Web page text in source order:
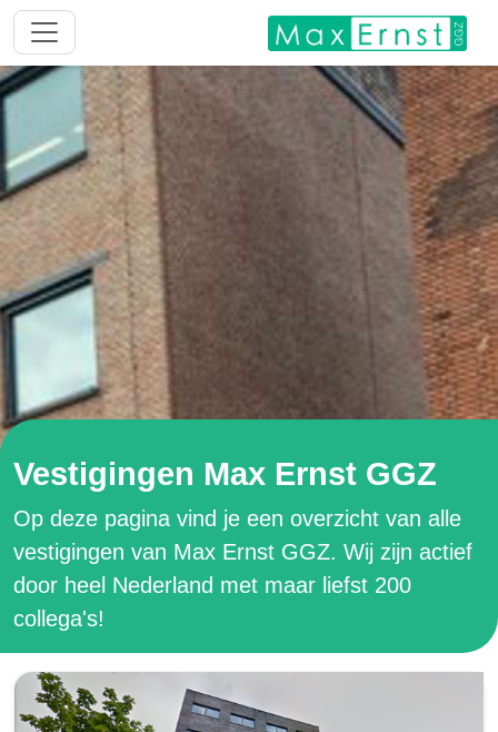
Vestigingen Max Ernst GGZ
Op deze pagina vind je een overzicht van alle
vestigingen van Max Ernst GGZ. Wij zijn actief
door heel Nederland met maar liefst 200
collega's!